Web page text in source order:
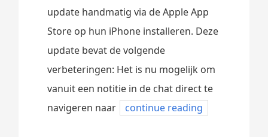
update handmatig via de Apple App
Store op hun iPhone installeren. Deze
update bevat de volgende
verbeteringen: Het is nu mogelijk om
vanuit een notitie in de chat direct te
navigeren naar
continue reading